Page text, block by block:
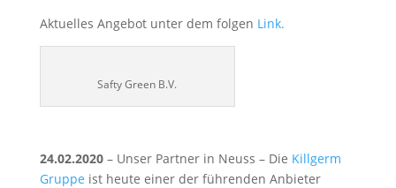
Aktuelles Angebot unter dem folgen Link.
Safty Green B.V.
24.02.2020– Unser Partner in Neuss – Die Killgerm
Gruppe ist heute einer der führenden Anbieter